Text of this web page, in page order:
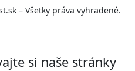
– Všetky práva vyhradené.
si naše stránky